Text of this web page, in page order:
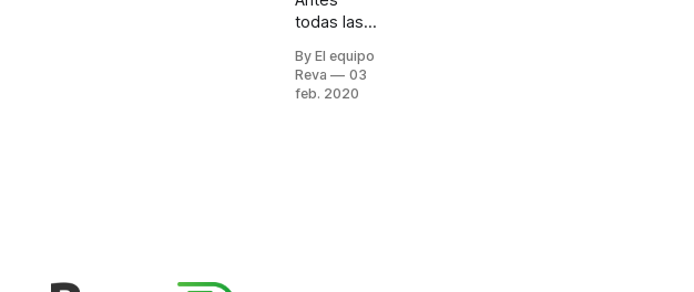
todas las
padel eran
de piso y
By El equipo
Reva
03
feb. 2020